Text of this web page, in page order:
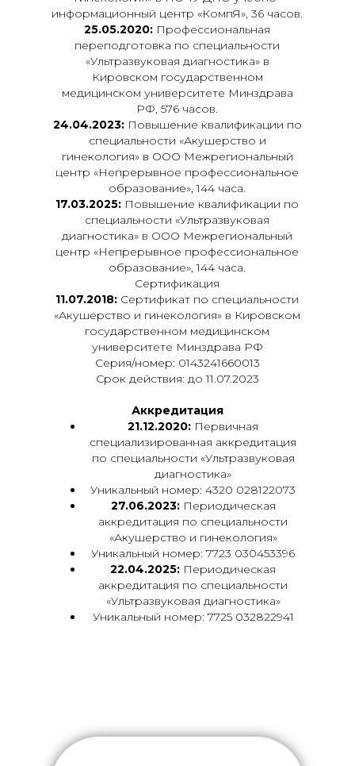
информационный центр «КомпЯ», 36 часов.
25.05.2020: Профессиональная
переподготовка по специальности
«Ультразвуковая диагностика» в
Кировском государственном
медицинском университете Минздрава
РФ, 576 часов.
24.04.2023:Повышение квалификации по
специальности «Акушерство и
гинекология» в ООО Межрегиональный
центр «Непрерывное профессиональное
образование», 144 часа.
17.03.2025: Повышение квалификации по
специальности «Ультразвуковая
диагностика» в ООО Межрегиональный
центр «Непрерывное профессиональное
образование», 144 часа.
Сертификация
11.07.2018: Сертификат по специальности
«Акушерство и гинекология» в Кировском
государственном медицинском
университете Минздрава РФ
Серия/номер: 0143241660013
Срок действия: до 11.07.2023
Аккредитация
21.12.2020: Первичная
специализированная аккредитация
по специальности «Ультразвуковая
диагностика»
Уникальный номер: 4320 028122073
27.06.2023:Периодическая
аккредитация по специальности
«Акушерство и гинекология»
Уникальный номер: 7723 030453396
22.04.2025: Периодическая
аккредитация по специальности
«Ультразвуковая диагностика»
Уникальный номер: 7725 032822941